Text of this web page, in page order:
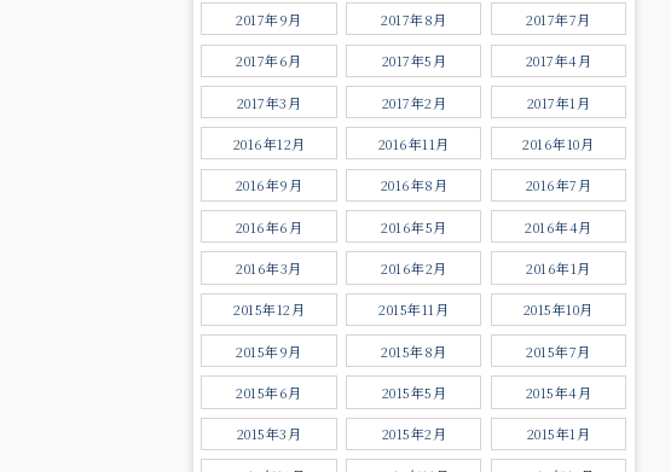
2017年9月 2017年8月 2017年7月
2017年6月 2017年5月 2017年4月
2017年3月 2017年2月 2017年1月
2016年12月 2016年11月 2016年10月
2016年9月 2016年8月 2016年7月
2016年6月 2016年5月 2016年4月
2016年3月 2016年2月 2016年1月
2015年12月 2015年11月 2015年10月
2015年9月 2015年8月 2015年7月
2015年6月 2015年5月 2015年4月
2015年3月 2015年2月 2015年1月